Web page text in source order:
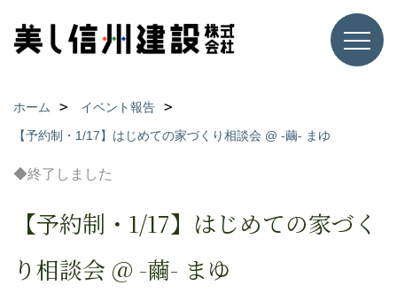
ホーム
イベント報告
【予約制・1/17】はじめての家づくり相談会 @ -繭- まゆ
◆終了しました
【予約制・1/17】はじめての家づく
り相談会 @ -繭- まゆ